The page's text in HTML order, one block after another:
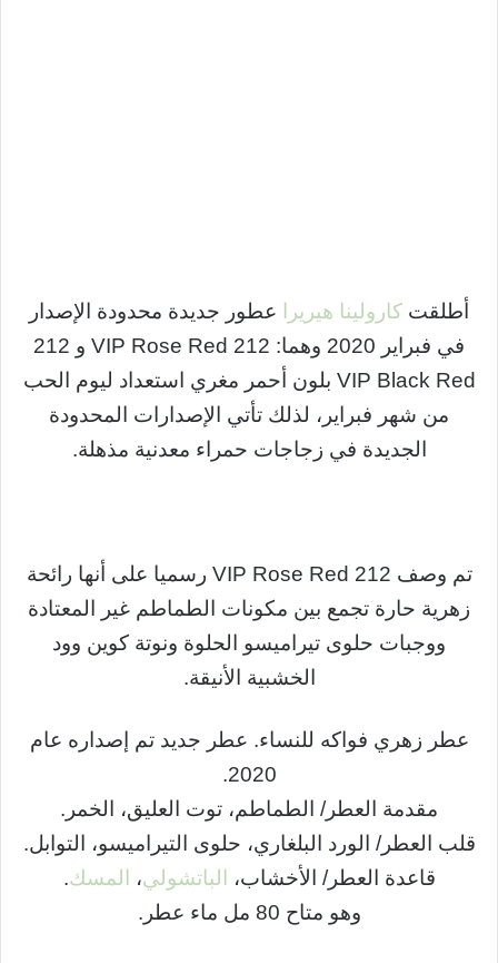
أطلقت كارولينا هيريرا
عطور جديدة محدودة الإصدار
في فبراير 2020 وهما: 212 VIP Rose Red و 212
VIP Black Red بلون أحمر مغري استعداد ليوم الحب
من شهر فبراير، لذلك تأتي الإصدارات المحدودة
الجديدة في زجاجات حمراء معدنية مذهلة.
تم وصف 212 ​​VIP Rose Red رسميا على أنها رائحة
زهرية حارة تجمع بين مكونات الطماطم غير المعتادة
ووجبات حلوى تيراميسو الحلوة ونوتة كوين وود
الخشبية الأنيقة.
عطر زهري فواكه للنساء. عطر جديد تم إصداره عام
2020.
مقدمة العطر/ الطماطم، توت العليق، الخمر.
قلب العطر/ الورد البلغاري، حلوى التيراميسو، التوابل.
قاعدة العطر/ الأخشاب،
الباتشولي، المسك.
وهو متاح 80 مل ماء عطر.